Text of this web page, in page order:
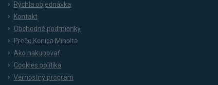
Rýchla objednávka
Kontakt
Obchodné podmienky
Prečo Konica Minolta
Ako nakupovať
Cookies politika
Vernostný program